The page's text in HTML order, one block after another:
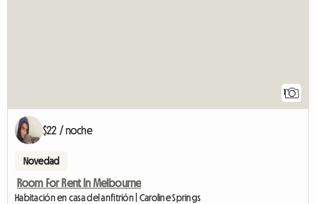
1
$22 / noche
Novedad
Room For Rent In Melbourne
Habitación en casa del anfitrión | Caroline Springs